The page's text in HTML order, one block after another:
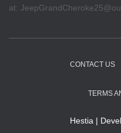
at:
CONTACT US
TERMS
Hestia |